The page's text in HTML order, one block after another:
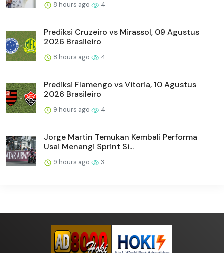
8 hours ago 4
Prediksi Cruzeiro vs Mirassol, 09 Agustus
2026 Brasileiro
8 hours ago 4
Prediksi Flamengo vs Vitoria, 10 Agustus
2026 Brasileiro
9 hours ago 4
Jorge Martin Temukan Kembali Performa
Usai Menangi Sprint Si...
9 hours ago 3